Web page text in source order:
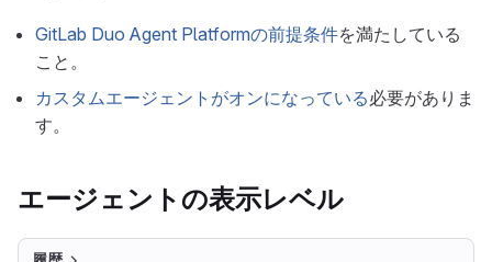
GitLab Duo Agent Platformの前提条件を満たしている
こと。
カスタムエージェントがオンになっている必要がありま
す。
エージェントの表示レベル